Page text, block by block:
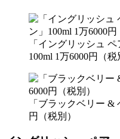
「イングリッシュ
100ml 1万6000円（税
「ブラックベリー &
円（税別）